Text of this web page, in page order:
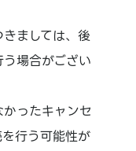
ましては、後
場合がござい
ったキャンセ
行う可能性が